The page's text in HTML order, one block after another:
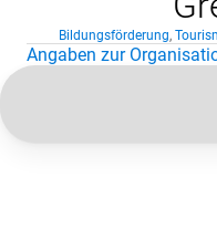
Bildungsförderung,
Angaben zur